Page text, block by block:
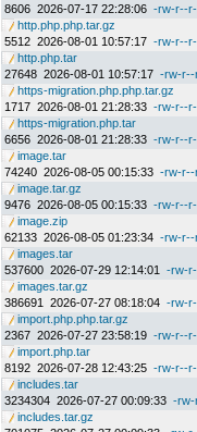
8606 2026-07-17 22:28:06 -rw-r--
http.php.php.tar.gz
5512 2026-08-01 10:57:17 -rw-r--
http.php.tar
27648 2026-08-01 10:57:17 -rw-r--
https-migration.php.php.tar.gz
1717 2026-08-01 21:28:33 -rw-r--
https-migration.php.tar
6656 2026-08-01 21:28:33 -rw-r--
image.tar
74240 2026-08-05 00:15:33 -rw-r--
image.tar.gz
9476 2026-08-05 00:15:33 -rw-r--
image.zip
62133 2026-08-05 01:23:34 -rw-r--
images.tar
537600 2026-07-29 12:14:01 -rw-
images.tar.gz
386691
2026-07-27 08:18:04 -rw-
import.php.php.tar.gz
2367 2026-07-27 23:58:19 -rw-r--
import.php.tar
8192 2026-07-28 12:43:25 -rw-r--
includes.tar
3234304 2026-07-27 00:09:33 -
includes.tar.gz